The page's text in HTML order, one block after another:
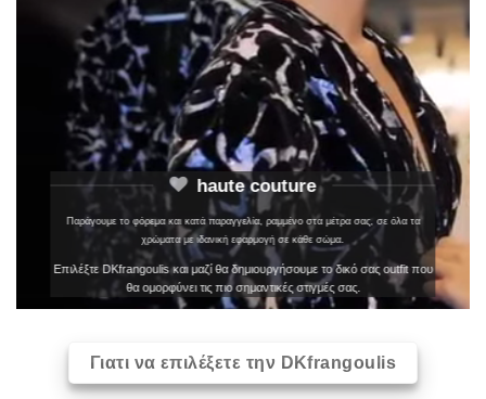
haute couture
Παράγουμε το φόρεμα και κατά παραγγελία, ραμμένο στα μέτρα σας, σε όλα τα
χρώματα με ιδανική εφαρμογή σε κάθε σώμα.
Επιλέξτε DKfrangoulis και μαζί θα δημιουργήσουμε το δικό σας outfit που
θα ομορφύνει τις πιο σημαντικές στιγμές σας.
Γιατι να επιλέξετε την DKfrangoulis